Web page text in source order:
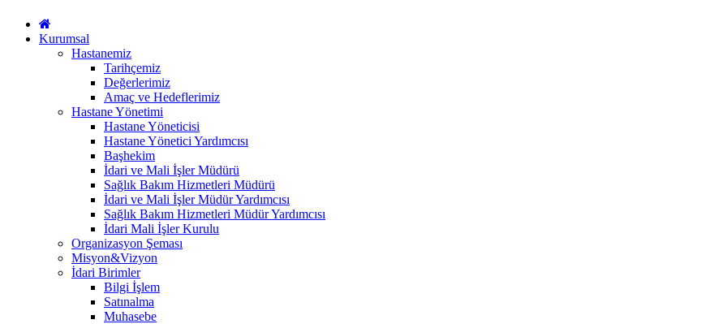
Kurumsal
Hastanemiz
Tarihçemiz
Değerlerimiz
Amaç ve Hedeflerimiz
Hastane Yönetimi
Hastane Yöneticisi
Hastane Yönetici Yardımcısı
Başhekim
İdari ve Mali İşler Müdürü
Sağlık Bakım Hizmetleri Müdürü
İdari ve Mali İşler Müdür Yardımcısı
Sağlık Bakım Hizmetleri Müdür Yardımcısı
İdari Mali İşler Kurulu
Organizasyon Şeması
Misyon&Vizyon
İdari Birimler
Bilgi İşlem
Satınalma
Muhasebe